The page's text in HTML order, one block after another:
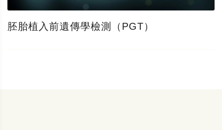
胚胎植入前遺傳學檢測（PGT）